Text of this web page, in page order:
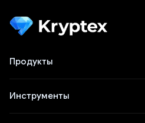
Продукты
Инструменты